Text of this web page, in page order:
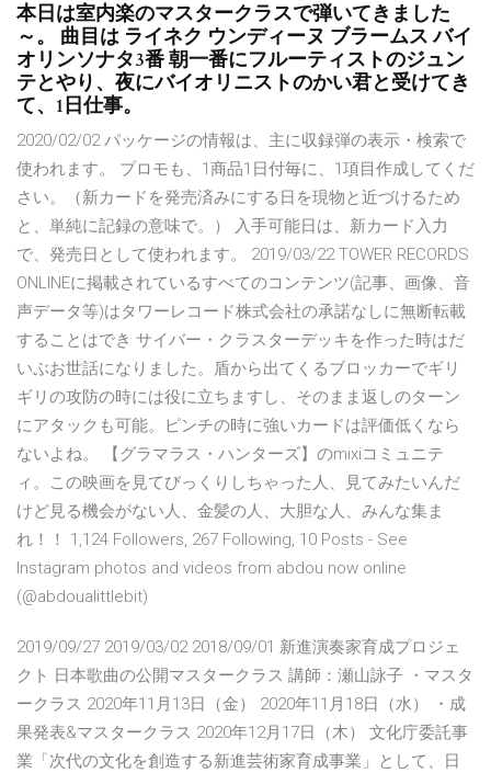
本日は室内楽のマスタークラスで弾いてきました
～。 曲目は ライネク ウンディーヌ ブラームス バイ
オリンソナタ3番 朝一番にフルーティストのジュン
テとやり、夜にバイオリニストのかい君と受けてき
て、1日仕事。
2020/02/02 パッケージの情報は、主に収録弾の表示・検索で
使われます。 プロモも、1商品1日付毎に、1項目作成してくだ
さい。（新カードを発売済みにする日を現物と近づけるため
と、単純に記録の意味で。） 入手可能日は、新カード入力
で、発売日として使われます。 2019/03/22 TOWER RECORDS
ONLINEに掲載されているすべてのコンテンツ(記事、画像、音
声データ等)はタワーレコード株式会社の承諾なしに無断転載
することはでき サイバー・クラスターデッキを作った時はだ
いぶお世話になりました。盾から出てくるブロッカーでギリ
ギリの攻防の時には役に立ちますし、そのまま返しのターン
にアタックも可能。ピンチの時に強いカードは評価低くなら
ないよね。 【グラマラス・ハンターズ】のmixiコミュニテ
ィ。この映画を見てびっくりしちゃった人、見てみたいんだ
けど見る機会がない人、金髪の人、大胆な人、みんな集ま
れ！！ 1,124 Followers, 267 Following, 10 Posts - See
Instagram photos and videos from abdou now online
(@abdoualittlebit)
2019/09/27 2019/03/02 2018/09/01 新進演奏家育成プロジェ
クト 日本歌曲の公開マスタークラス 講師：瀬山詠子 ・マスタ
ークラス 2020年11月13日（金） 2020年11月18日（水） ・成
果発表&マスタークラス 2020年12月17日（木） 文化庁委託事
業「次代の文化を創造する新進芸術家育成事業」として、日